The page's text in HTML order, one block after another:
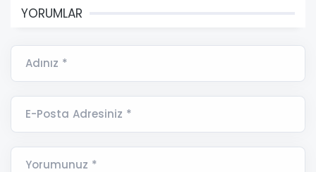
YORUMLAR
Adınız *
E-Posta Adresiniz *
Yorumunuz *